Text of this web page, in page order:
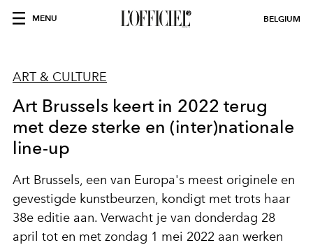
MENU BELGIUM
ART & CULTURE
Art Brussels keert in 2022 terug
met deze sterke en (inter)nationale
line-up
Art Brussels, een van Europa's meest originele en
gevestigde kunstbeurzen, kondigt met trots haar
38e editie aan. Verwacht je van donderdag 28
april tot en met zondag 1 mei 2022 aan werken